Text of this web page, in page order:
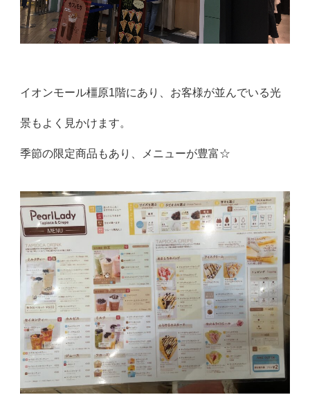
イオンモール橿原1階にあり、お客様が並んでいる光
景もよく見かけます。
季節の限定商品もあり、メニューが豊富☆